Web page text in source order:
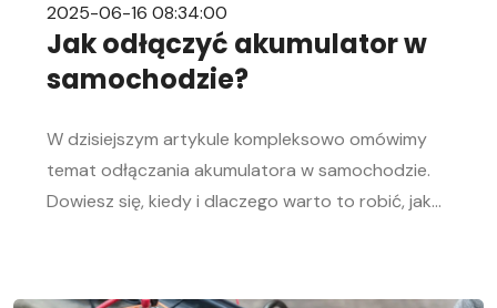
2025-06-16 08:34:00
Jak odłączyć akumulator w
samochodzie?
W dzisiejszym artykule kompleksowo omówimy
temat odłączania akumulatora w samochodzie.
Dowiesz się, kiedy i dlaczego warto to robić, jak
pomoże Ci sprawnie przeprowadzić tę czynność,